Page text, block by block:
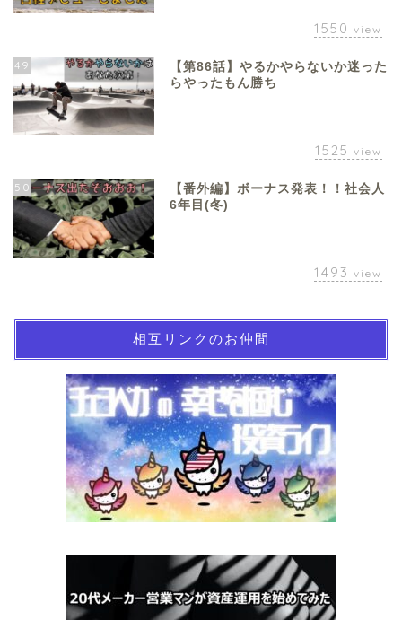
1550 view
49
【第86話】やるかやらないか迷った
らやったもん勝ち
1525 view
50
【番外編】ボーナス発表！！社会人
6年目(冬)
1493 view
相互リンクのお仲間